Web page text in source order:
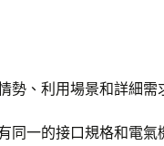
勢、利用場景和詳細需
同一的接口規格和電